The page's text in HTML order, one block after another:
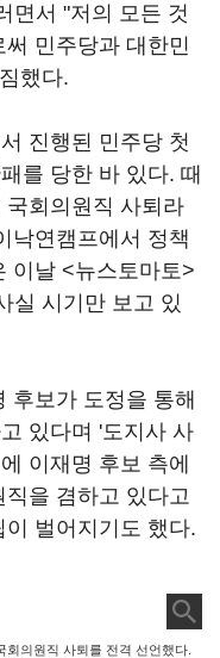
면서 "저의 모든 것
민주당과 대한민
했다.
진행된 민주당 첫
를 당한 바 있다. 때
회의원직 사퇴라
낙연캠프에서 정책
이날 <뉴스토마토>
실 시기만 보고 있
후보가 도정을 통해
있다며 '도지사 사
이재명 후보 측에
을 겸하고 있다고
벌어지기도 했다.
의원직 사퇴를 전격 선언했다.